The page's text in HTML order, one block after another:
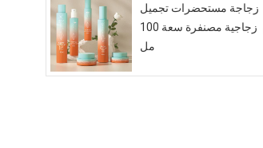
زجاجة مستحضرات تجميل
زجاجية مصنفرة سعة 100
مل